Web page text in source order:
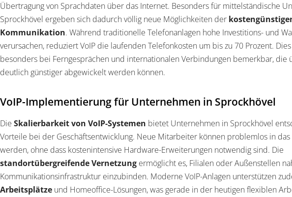
Übertragung von Sprachdaten über das Internet. Besonders für mittelständische
Sprockhövel ergeben sich dadurch völlig neue Möglichkeiten der
Kommunikation. Während traditionelle Telefonanlagen hohe Investitions- und
verursachen, reduziert VoIP die laufenden Telefonkosten um bis zu 70 Prozent.
besonders bei Ferngesprächen und internationalen Verbindungen bemerkbar, die
deutlich günstiger abgewickelt werden können.
VoIP-Implementierung für Unternehmen in Sprockhövel
Die Skalierbarkeit von VoIP-Systemen bietet Unternehmen in Sprockhövel
Vorteile bei der Geschäftsentwicklung. Neue Mitarbeiter können problemlos in
werden, ohne dass kostenintensive Hardware-Erweiterungen notwendig sind. Die
standortübergreifende Vernetzung ermöglicht es, Filialen oder Außenstellen
Kommunikationsinfrastruktur einzubinden. Moderne VoIP-Anlagen unterstützen
Arbeitsplätze und Homeoffice-Lösungen, was gerade in der heutigen flexiblen